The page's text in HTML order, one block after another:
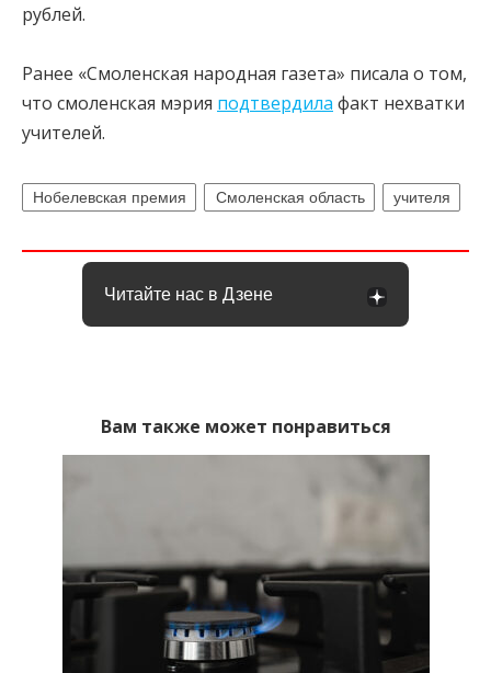
рублей.
Ранее «Смоленская народная газета» писала о том,
что смоленская мэрия подтвердила факт нехватки
учителей.
Нобелевская премия Смоленская область учителя
Читайте нас в Дзене
Вам также может понравиться